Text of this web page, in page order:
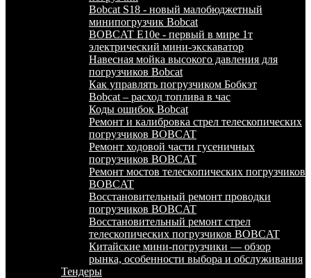
Bobcat S18 - новый малобюджетный
минипогрузчик Bobcat
BOBCAT E10e - первый в мире 1т
электрический мини-экскаватор
Навесная мойка высокого давления для
погрузчиков Bobcat
Как управлять погрузчиком Бобкэт
Bobcat – расход топлива в час
Коды ошибок Bobcat
Ремонт и калибровка стрел телескопических
погрузчиков BOBCAT
Ремонт ходовой части гусеничных
погрузчиков BOBCAT
Ремонт мостов телескопических погрузчиков
BOBCAT
Восстановительный ремонт проводки
погрузчиков BOBCAT
Восстановительный ремонт стрел
телескопических погрузчиков BOBCAT
Китайские мини-погрузчики — обзор
рынка, особенности выбора и обслуживания
Тендеры